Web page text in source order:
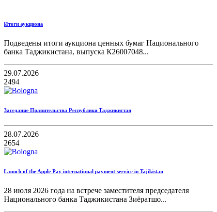
Итоги аукциона
Подведены итоги аукциона ценных бумаг Национального
банка Таджикистана, выпуска К26007048...
29.07.2026
2494
Заседание Правительства Республики Таджикистан
28.07.2026
2654
Launch of the Apple Pay international payment service in Tajikistan
28 июля 2026 года на встрече заместителя председателя
Национального банка Таджикистана Зиёратшо...